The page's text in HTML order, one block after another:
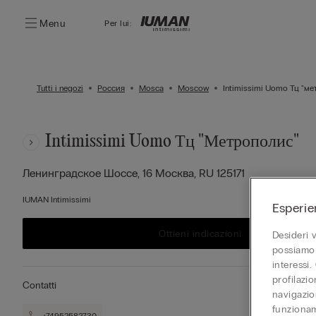
Menu Per lui:
Tutti i negozi Россия Mosca Moscow Intimissimi Uomo Тц
Intimissimi Uomo Тц "метрополис"
Ленинградское Шоссе, 16 Москва, RU 125171
IUMAN Intimissimi
Ottieni indicazioni
Contatti
Desideri
interessi.